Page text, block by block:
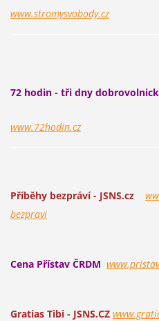
www.stromysvobody.cz
72 hodin - tři dny
www.72hodin.cz
Příběhy bezpráví - JSNS.cz
bezpravi
Cena Přístav ČRDM
Gratias Tibi - JSNS.CZ